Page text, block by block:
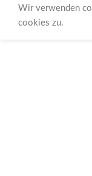
Wir verwenden
cookies zu.